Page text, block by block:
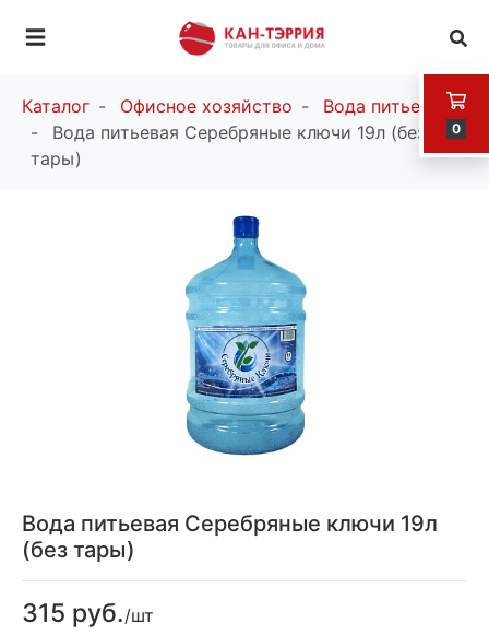
0
Каталог Офисное хозяйство
Вода питьевая
Вода питьевая Серебряные ключи 19л (без
тары)
Вода питьевая Серебряные ключи 19л
(без тары)
315 руб./шт